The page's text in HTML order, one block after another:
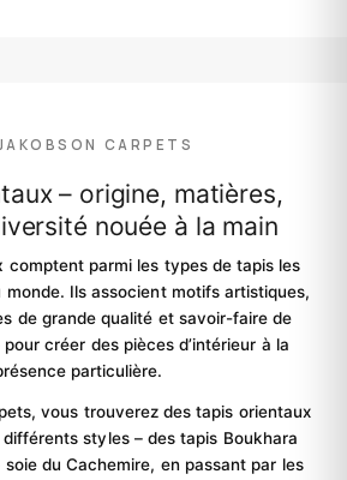
CARPETS
– origine, matières,
nouée à la main
comptent parmi les types de tapis les
monde. Ils associent motifs artistiques,
de grande qualité et savoir-faire de
créer des pièces d’intérieur à la
particulière.
vous trouverez des tapis orientaux
styles – des tapis Boukhara
du Cachemire, en passant par les